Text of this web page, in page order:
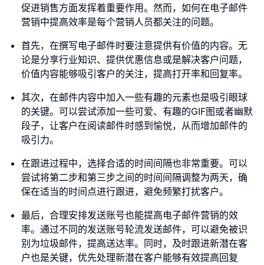
促进销售方面发挥着重要作用。然而，如何在电子邮件
营销中提高效率是每个营销人员都关注的问题。
首先，在撰写电子邮件时要注意提供有价值的内容。无
论是分享行业知识、提供优惠信息或是解决客户问题，
价值内容能够吸引客户的关注，提高打开率和回复率。
其次，在邮件内容中加入一些有趣的元素也是吸引眼球
的关键。可以尝试添加一些可爱、有趣的GIF图或者幽默
段子，让客户在阅读邮件时感到愉悦，从而增加邮件的
吸引力。
在跟进过程中，选择合适的时间间隔也非常重要。可以
尝试将第二步和第三步之间的时间间隔调整为两天，确
保在适当的时间点进行跟进，避免频繁打扰客户。
最后，合理安排发送账号也能提高电子邮件营销的效
率。通过不同的发送账号轮流发送邮件，可以避免被识
别为垃圾邮件，提高送达率。同时，及时跟进新潜在客
户也是关键，优先处理新潜在客户能够有效提高回复